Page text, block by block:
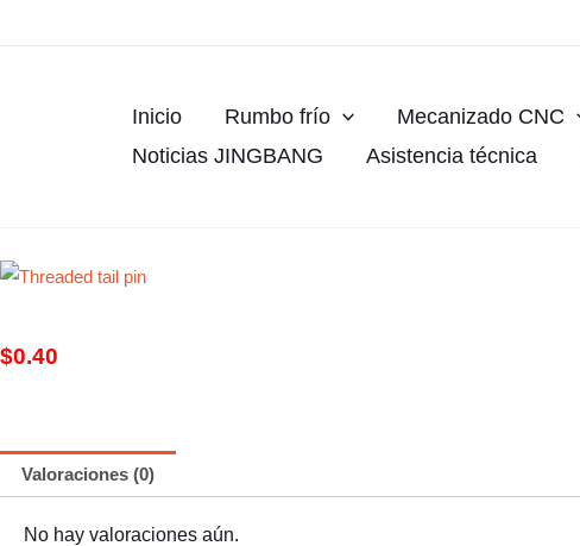
Inicio Rumbo frío Mecanizado CNC
Noticias JINGBANG
Asistencia técnica
$0.40
Valoraciones (0)
No hay valoraciones aún.